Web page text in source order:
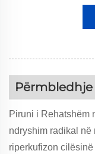
Piruni i Rehatshëm
ndryshim radikal
riperkufizon